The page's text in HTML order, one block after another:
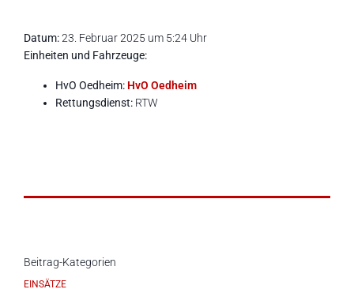
Datum:23. Februar 2025 um 5:24 Uhr
Einheiten und Fahrzeuge:
HvO Oedheim: HvO Oedheim
Rettungsdienst: RTW
Beitrag-Kategorien
EINSÄTZE